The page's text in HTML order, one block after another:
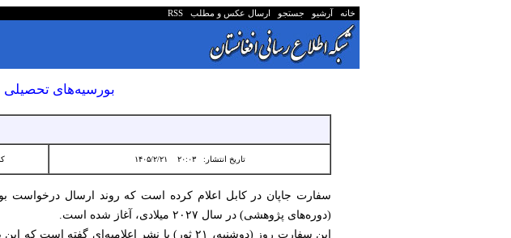
خانه آرشیو جستجو ارسال عکس و مطلب RSS
بورسیه‌های تحصیلی
تاریخ انتشار:۲۰:۰۳ ۱۴۰۵/۲/۲۱
سفارت جاپان در کابل اعلام کرده است که روند ارسال درخواست
(دوره‌های پژوهشی) در سال ۲۰۲۷ میلادی، آغاز شده است.